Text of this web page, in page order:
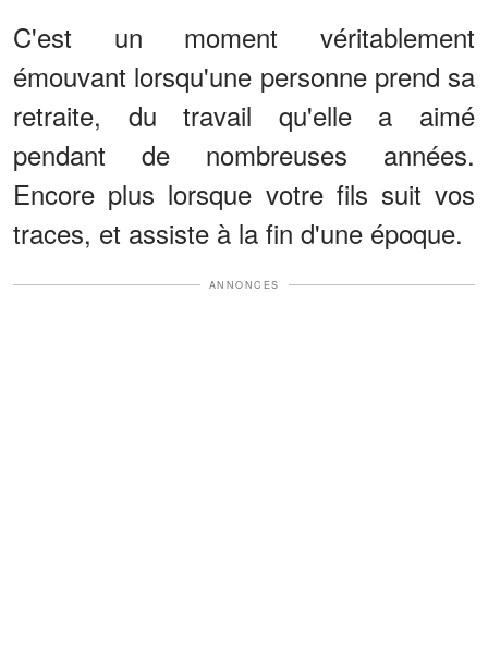
C'est un moment véritablement
émouvant lorsqu'une personne prend sa
retraite, du travail qu'elle a aimé
pendant de nombreuses années.
Encore plus lorsque votre fils suit vos
traces, et assiste à la fin d'une époque.
ANNONCES